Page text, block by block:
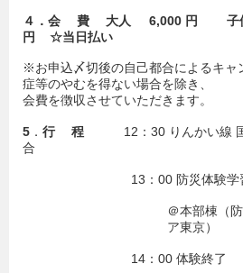
４．会 費 大人 6,000 円 子供
円 ☆当日払い
※お申込〆切後の自己都合によるキャ
症等のやむを得ない場合を除き、
会費を徴収させていただきます。
5 ． 行 程
12：30 りんかい線
合
13：00 防災体験学
＠本部棟（
ア東京）
14：00 体験終了